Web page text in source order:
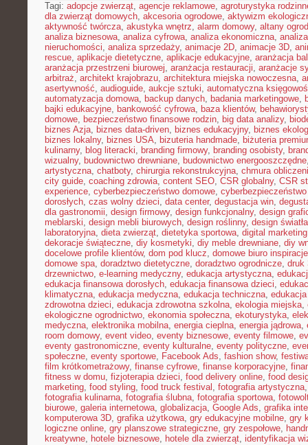
Tagi: adopcje zwierząt, agencje reklamowe, agroturystyka
dla zwierząt domowych, akcesoria ogrodowe, aktywizm
aktywność twórcza, akustyka wnętrz, alarm domowy, altany
analiza biznesowa, analiza cyfrowa, analiza ekonomiczna,
nieruchomości, analiza sprzedaży, animacje 2D, animacje 3D,
rescue, aplikacje dietetyczne, aplikacje edukacyjne, aranżacja
aranżacja przestrzeni biurowej, aranżacja restauracji, aranżacje
arbitraż, architekt krajobrazu, architektura miejska nowoczesna,
asertywność, audioguide, aukcje sztuki, automatyczna
automatyzacja domowa, backup danych, badania marketingowe,
bajki edukacyjne, bankowość cyfrowa, baza klientów,
domowe, bezpieczeństwo finansowe rodzin, big data analizy,
biznes Azja, biznes data-driven, biznes edukacyjny, biznes
biznes lokalny, biznes USA, bizuteria handmade, biżuteria
kulinarny, blog literacki, branding firmowy, branding osobisty,
wizualny, budownictwo drewniane, budownictwo energooszczędne
artystyczna, chatboty, chirurgia rekonstrukcyjna, chmura
city guide, coaching zdrowia, content SEO, CSR globalny, CSR
experience, cyberbezpieczeństwo domowe,
dorosłych, czas wolny dzieci, data center, degustacja win,
dla gastronomii, design firmowy, design funkcjonalny, design
meblarski, design mebli biurowych, design roślinny, design światła
laboratoryjna, dieta zwierząt, dietetyka sportowa, digital marketing
dekoracje świąteczne, diy kosmetyki, diy meble drewniane, diy
docelowe profile klientów, dom pod klucz, domowe biuro inspiracje
domowe spa, doradztwo dietetyczne, doradztwo ogrodnicze, druk
drzewnictwo, e-learning medyczny, edukacja artystyczna,
edukacja finansowa dorosłych, edukacja finansowa dzieci,
klimatyczna, edukacja medyczna, edukacja techniczna,
zdrowotna dzieci, edukacja zdrowotna szkolna, ekologia miejska,
ekologiczne ogrodnictwo, ekonomia społeczna, ekoturystyka,
medyczna, elektronika mobilna, energia cieplna, energia jądrowa,
room domowy, event video, eventy biznesowe, eventy filmowe,
eventy gastronomiczne, eventy kulturalne, eventy polityczne,
społeczne, eventy sportowe, Facebook Ads, fashion show,
film krótkometrażowy, finanse cyfrowe, finanse korporacyjne,
fitness w domu, fizjoterapia dzieci, food delivery online, food
marketing, food styling, food truck festival , fotografia artystyczna
fotografia kulinarna, fotografia ślubna, fotografia sportowa,
biurowe, galeria internetowa, globalizacja, Google Ads, grafika
komputerowa 3D, grafika użytkowa, gry edukacyjne mobilne, gry
logiczne online, gry planszowe strategiczne, gry zespołowe,
kreatywne, hotele biznesowe, hotele dla zwierząt, identyfikacja